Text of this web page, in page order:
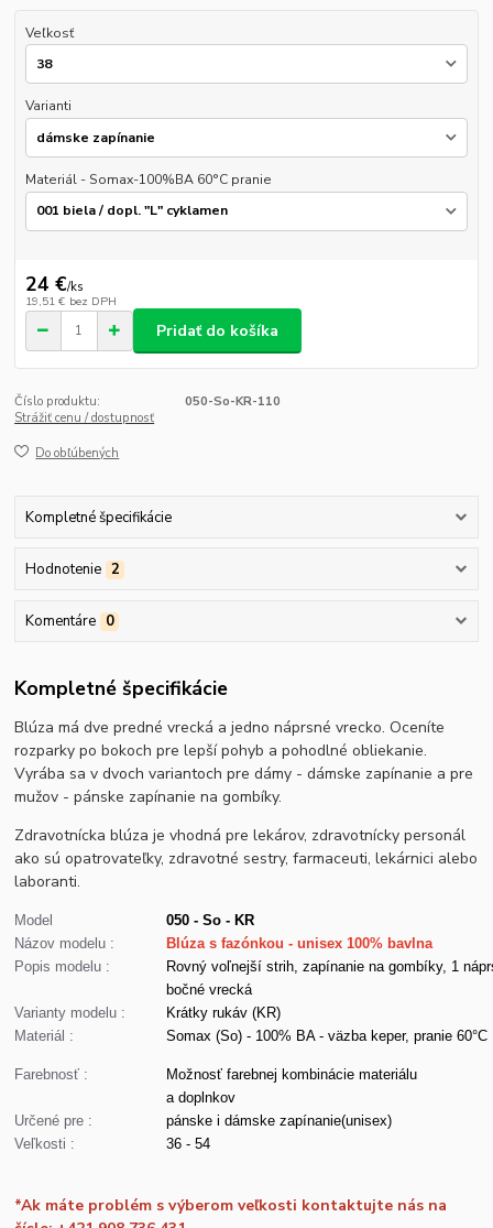
Veľkosť
Varianti
Materiál - Somax-100%BA 60°C pranie
24 €/ks
19,51 € bez DPH
Pridať do košíka
Číslo produktu:
050-So-KR-110
Strážiť cenu / dostupnosť
Do obľúbených
Kompletné špecifikácie
Hodnotenie 2
Komentáre 0
Kompletné špecifikácie
Blúza má dve predné vrecká a jedno náprsné vrecko. Oceníte
rozparky po bokoch pre lepší pohyb a pohodlné obliekanie.
Vyrába sa v dvoch variantoch pre dámy - dámske zapínanie a pre
mužov - pánske zapínanie na gombíky.
Zdravotnícka blúza je vhodná pre lekárov, zdravotnícky personál
ako sú opatrovateľky, zdravotné sestry, farmaceuti, lekárnici alebo
laboranti.
Model
050 - So - KR
Názov modelu :
Blúza s fazónkou - unisex 100% bavlna
Popis modelu :
Rovný voľnejší strih, zapínanie na gombíky, 1
bočné vrecká
Varianty modelu :
Krátky rukáv (KR)
Materiál :
Somax (So) - 100% BA - väzba keper, pranie 60°C
Farebnosť :
Možnosť farebnej kombinácie materiálu
a doplnkov
Určené pre :
pánske i dámske zapínanie(unisex)
Veľkosti :
36 - 54
*Ak máte problém s výberom veľkosti kontaktujte nás na